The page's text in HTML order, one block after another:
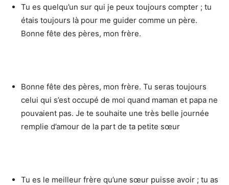
Tu es quelqu’un sur qui je peux toujours compter ; tu
étais toujours là pour me guider comme un père.
Bonne fête des pères, mon frère.
Bonne fête des pères, mon frère. Tu seras toujours
celui qui s’est occupé de moi quand maman et papa ne
pouvaient pas. Je te souhaite une très belle journée
remplie d’amour de la part de ta petite sœur
Tu es le meilleur frère qu’une sœur puisse avoir ; tu as